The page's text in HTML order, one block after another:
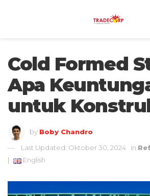
Cold Formed
Apa
untuk
by Boby Chandro
Last Updated: Oktober 30, 2024
in
|
English